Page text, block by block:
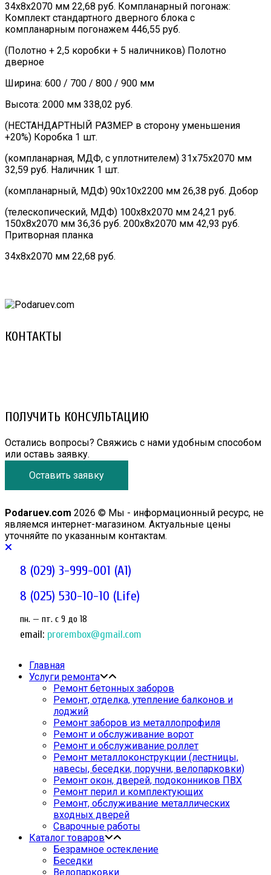
34х8х2070 мм 22,68 руб. Компланарный погонаж:
Комплект стандартного дверного блока с
компланарным погонажем 446,55 руб.
(Полотно + 2,5 коробки + 5 наличников) Полотно
дверное
Ширина: 600 / 700 / 800 / 900 мм
Высота: 2000 мм 338,02 руб.
(НЕСТАНДАРТНЫЙ РАЗМЕР в сторону уменьшения
+20%) Коробка 1 шт.
(компланарная, МДФ, с уплотнителем) 31х75х2070 мм
32,59 руб. Наличник 1 шт.
(компланарный, МДФ) 90х10х2200 мм 26,38 руб. Добор
(телескопический, МДФ) 100х8х2070 мм 24,21 руб.
150х8х2070 мм 36,36 руб. 200х8х2070 мм 42,93 руб.
Притворная планка
34х8х2070 мм 22,68 руб.
КОНТАКТЫ
ПОЛУЧИТЬ КОНСУЛЬТАЦИЮ
Остались вопросы? Свяжись с нами удобным способом
или оставь заявку.
Оставить заявку
Podaruev.com 2026 © Мы - информационный ресурс, не
являемся интернет-магазином. Актуальные цены
уточняйте по указанным контактам.
8 (029) 3-999-001 (A1)
8 (025) 530-10-10 (Life)
пн. — пт. c 9 до 18
email: prorembox@gmail.com
Главная
Услуги ремонта
Ремонт бетонных заборов
Ремонт, отделка, утепление балконов и
лоджий
Ремонт заборов из металлопрофиля
Ремонт и обслуживание ворот
Ремонт и обслуживание роллет
Ремонт металлоконструкции (лестницы,
навесы, беседки, поручни, велопарковки)
Ремонт окон, дверей, подоконников ПВХ
Ремонт перил и комплектующих
Ремонт, обслуживание металлических
входных дверей
Сварочные работы
Каталог товаров
Безрамное остекление
Беседки
Велопарковки